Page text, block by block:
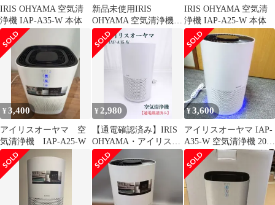
IRIS OHYAMA 空気清
浄機 IAP-A35-W 本体
新品未使用IRIS
OHYAMA 空気清浄機
IAP-A25-W 本体
IRIS OHYAMA 空気清
浄機 IAP-A25-W 本体
¥3,400
アイリスオーヤマ 空
気清浄機 IAP-A25-W
¥ 2,980
【通電確認済み】IRIS
OHYAMA・アイリスオ
ーヤマ・IAP-A35-W・
空気清浄機・16畳・ウ
イルス対策・花粉対策
¥3,600
アイリスオーヤマ IAP-
A35-W 空気清浄機 2021
年製